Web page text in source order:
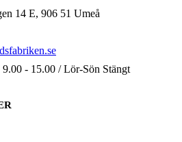
14 E, 906 51 Umeå
- 15.00 / Lör-Sön Stängt